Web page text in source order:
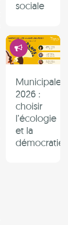
sociale
Municipales
2026 :
choisir
l’écologie
et la
démocratie